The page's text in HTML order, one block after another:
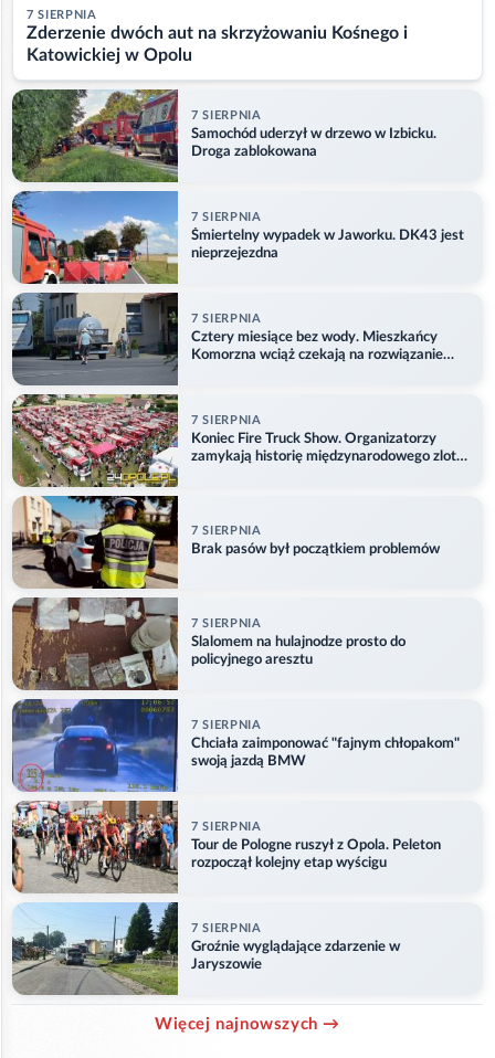
7 SIERPNIA
Zderzenie dwóch aut na skrzyżowaniu Kośnego i
Katowickiej w Opolu
7 SIERPNIA
Samochód uderzył w drzewo w Izbicku.
Droga zablokowana
7 SIERPNIA
Śmiertelny wypadek w Jaworku. DK43 jest
nieprzejezdna
7 SIERPNIA
Cztery miesiące bez wody. Mieszkańcy
Komorzna wciąż czekają na rozwiązanie
7 SIERPNIA
Koniec Fire Truck Show. Organizatorzy
zamykają historię międzynarodowego zlotu
7 SIERPNIA
Brak pasów był początkiem problemów
7 SIERPNIA
Slalomem na hulajnodze prosto do
policyjnego aresztu
7 SIERPNIA
Chciała zaimponować "fajnym chłopakom"
swoją jazdą BMW
7 SIERPNIA
Tour de Pologne ruszył z Opola. Peleton
rozpoczął kolejny etap wyścigu
7 SIERPNIA
Groźnie wyglądające zdarzenie w
Jaryszowie
Więcej najnowszych →